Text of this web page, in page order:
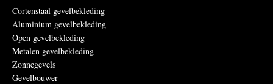
Cortenstaal gevelbekleding
Aluminium gevelbekleding
Open gevelbekleding
Metalen gevelbekleding
Zonnegevels
Gevelbouwer